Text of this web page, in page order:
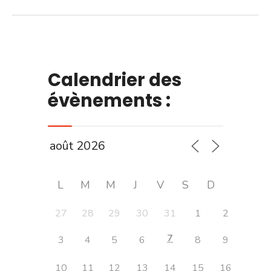
Calendrier des
évènements :
L M M J V S D
27 28 29 30 31 1
2
3
4 5 6 7 8 9
10 11 12 13 14 15 16